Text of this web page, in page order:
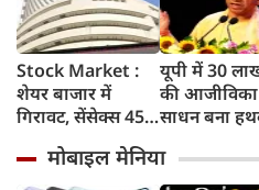
Stock Market :
शेयर बाजार में
गिरावट, सेंसेक्स 455
गिरावट
यूपी में 30
की
साधन बना
मोबाइल मेनिया